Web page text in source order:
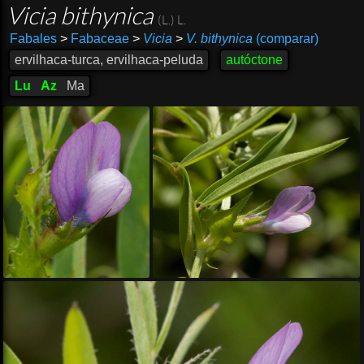
Vicia bithynica (L.) L.
Fabales >Fabaceae > Vicia > V. bithynica (comparar)
ervilhaca-turca, ervilhaca-peluda
autóctone
Lu
Az Ma